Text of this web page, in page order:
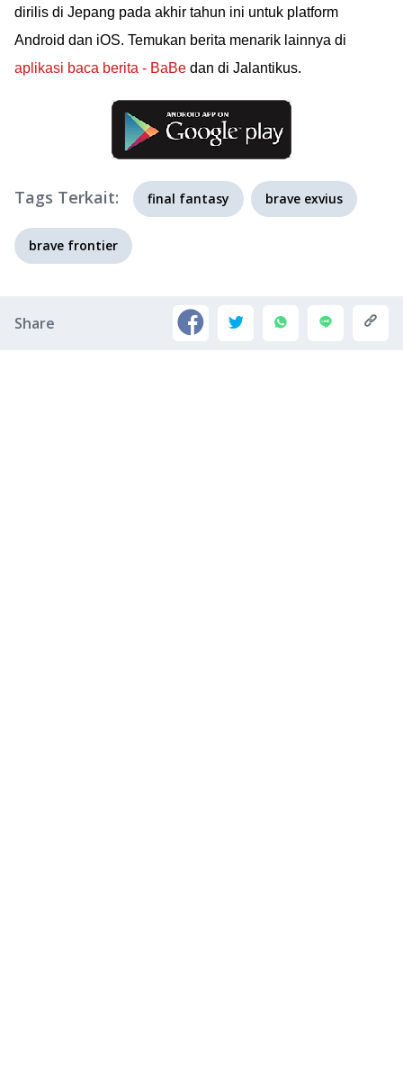
dirilis di Jepang pada akhir tahun ini untuk platform
Android dan iOS. Temukan berita menarik lainnya di
aplikasi baca berita - BaBe dan di Jalantikus.
Tags Terkait: final fantasy brave exvius
brave frontier
Share